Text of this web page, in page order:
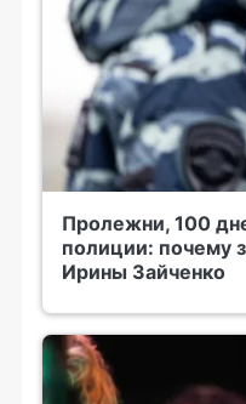
Пролежни, 100
полиции: почему
Ирины Зайченко